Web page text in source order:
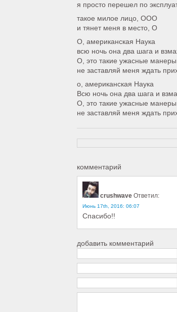
я просто перешел по
такое милое лицо, ООО
и тянет меня в место, О
О, американская Наука
всю ночь она два шага и
О, это такие ужасные манеры
не заставляй меня ждать
о, американская Наука
Всю ночь она два шага и
О, это такие ужасные манеры
не заставляй меня ждать
комментарий
crushwave Ответил:
Июнь 17th, 2016: 06:07
Спасибо!!
добавить комментарий